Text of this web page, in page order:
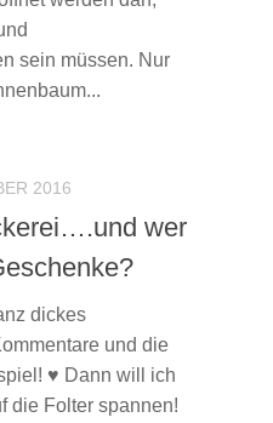
sein müssen. Nur
2016
wer
dickes
und die
♥ Dann will ich
die Folter spannen!